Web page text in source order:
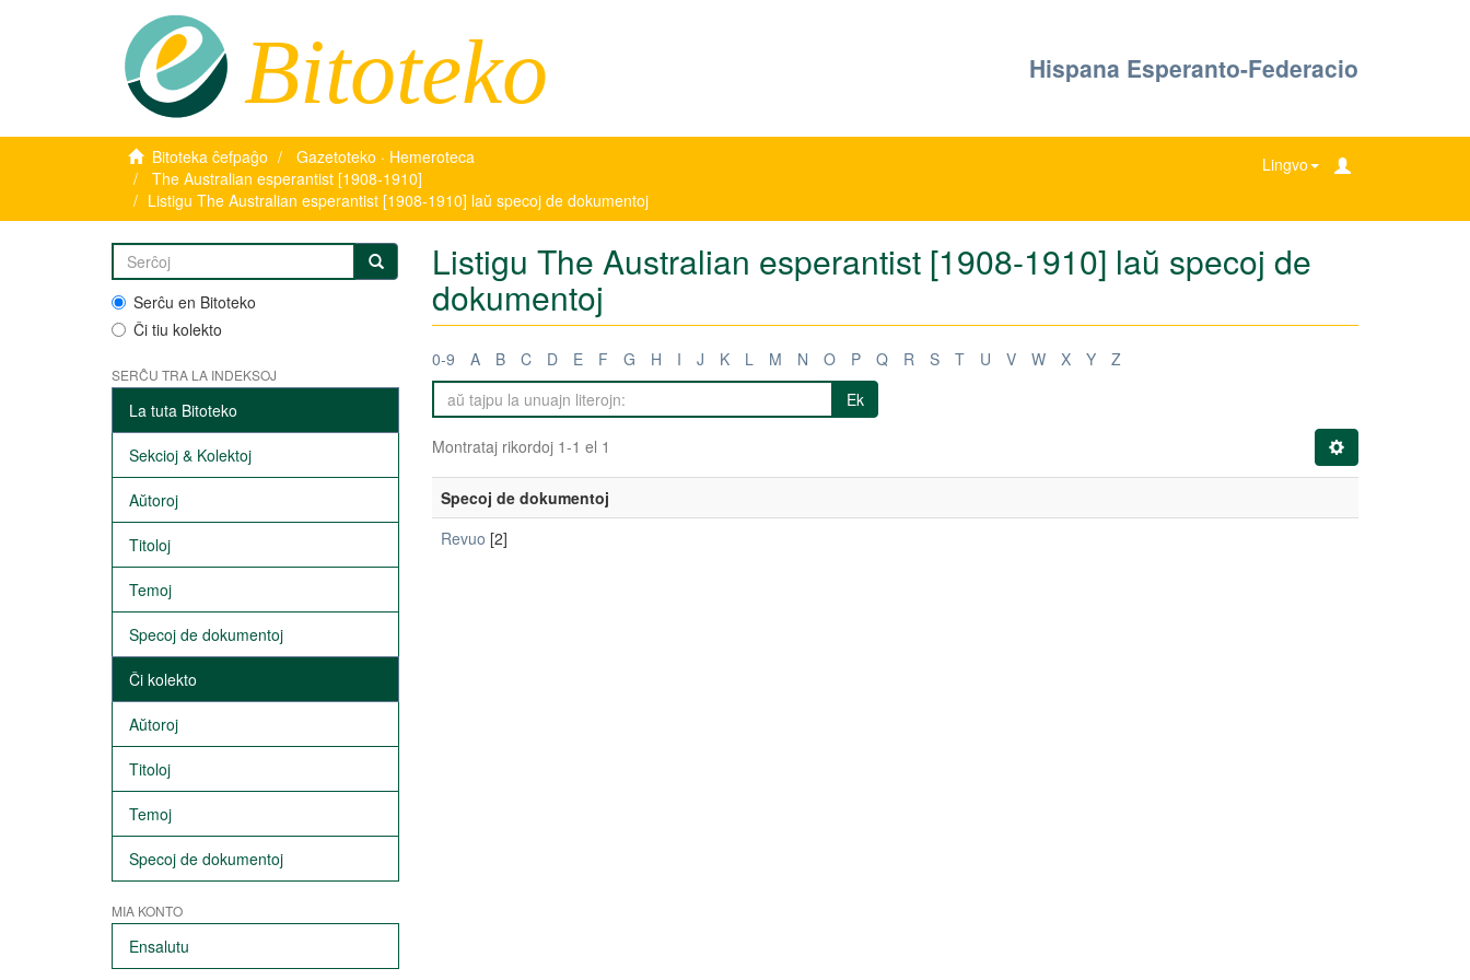
Bitoteko Hispana Esperanto-Federacio
Bitoteka ĉefpaĝo
Gazetoteko · Hemeroteca
The Australian esperantist [1908-1910]
Listigu The Australian esperantist [1908-1910] laŭ specoj de dokumentoj
Lingvo
Serĉu en Bitoteko
Ĉi tiu kolekto
SERĈU TRA LA INDEKSOJ
La tuta Bitoteko
Sekcioj & Kolektoj
Aŭtoroj
Titoloj
Temoj
Specoj de dokumentoj
Ĉi kolekto
Aŭtoroj
Titoloj
Temoj
Specoj de dokumentoj
MIA KONTO
Ensalutu
Listigu The Australian esperantist [1908-1910] laŭ specoj de
dokumentoj
0-9 A B C D E F G H I J K L M N O P Q R S T U V W X Y
Z
Ek
Montrataj rikordoj 1-1 el 1
Specoj de dokumentoj
Revuo [2]